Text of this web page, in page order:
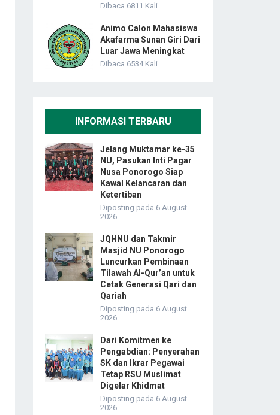
Dibaca 6811 Kali
Animo Calon Mahasiswa
Akafarma Sunan Giri Dari
Luar Jawa Meningkat
Dibaca 6534 Kali
INFORMASI TERBARU
Jelang Muktamar ke-35
NU, Pasukan Inti Pagar
Nusa Ponorogo Siap
Kawal Kelancaran dan
Ketertiban
Diposting pada 6 August
2026
JQHNU dan Takmir
Masjid NU Ponorogo
Luncurkan Pembinaan
Tilawah Al-Qur’an untuk
Cetak Generasi Qari dan
Qariah
Diposting pada 6 August
2026
Dari Komitmen ke
Pengabdian: Penyerahan
SK dan Ikrar Pegawai
Tetap RSU Muslimat
Digelar Khidmat
Diposting pada 6 August
2026